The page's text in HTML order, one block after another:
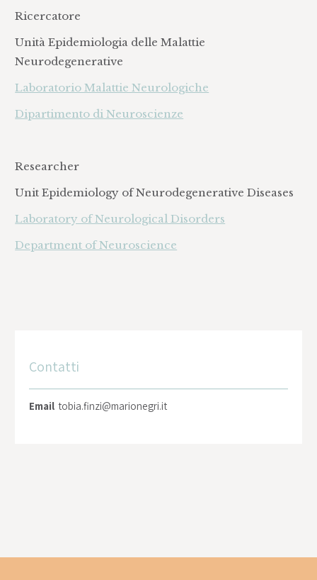
Ricercatore
Unità Epidemiologia delle Malattie
Neurodegenerative
Laboratorio Malattie Neurologiche
Dipartimento di Neuroscienze
Researcher
Unit Epidemiology of Neurodegenerative Diseases
Laboratory of Neurological Disorders
Department of Neuroscience
Contatti
Email tobia.finzi@marionegri.it